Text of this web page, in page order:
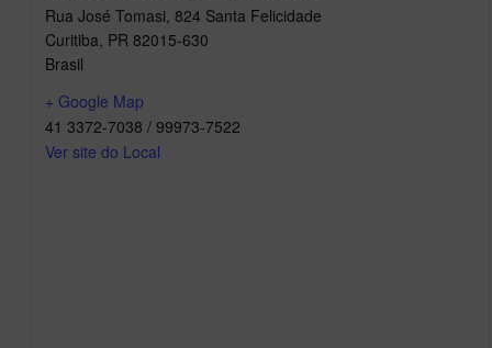
Rua José Tomasi, 824 Santa Felicidade
Curitiba, PR 82015-630
Brasil
+ Google Map
41 3372-7038 / 99973-7522
Ver site do Local